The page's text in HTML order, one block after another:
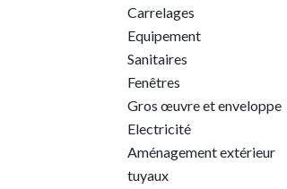
Carrelages
Equipement
Sanitaires
Fenêtres
Gros œuvre et enveloppe
Electricité
Aménagement extérieur
tuyaux